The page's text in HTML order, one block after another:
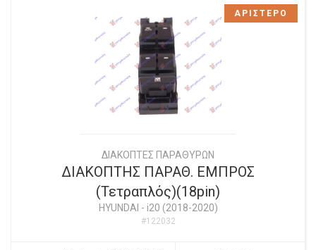
ΔΙΑΚΟΠΤΕΣ ΠΑΡΑΘΥΡΩΝ
ΔΙΑΚΟΠΤΗΣ ΠΑΡΑΘ. ΕΜΠΡΟΣ
(Τετραπλός)(18pin)
HYUNDAI - i20 (2018-2020)
#122032
ΑΡΙΣΤΕΡΟ